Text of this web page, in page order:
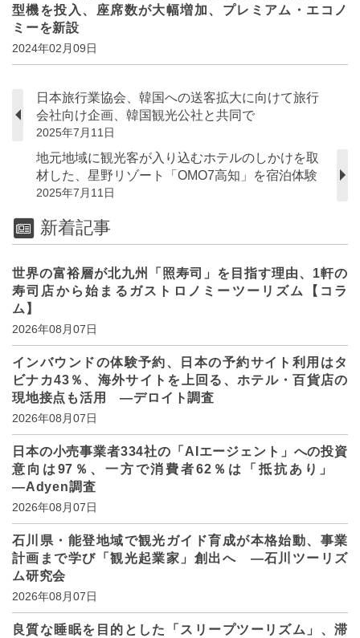
型機を投入、座席数が大幅増加、プレミアム・エコノ
ミーを新設
2024年02月09日
日本旅行業協会、韓国への送客拡大に向けて旅行
会社向け企画、韓国観光公社と共同で
2025年7月11日
地元地域に観光客が入り込むホテルのしかけを取
材した、星野リゾート「OMO7高知」を宿泊体験
2025年7月11日
新着記事
世界の富裕層が北九州「照寿司」を目指す理由、1軒の
寿司店から始まるガストロノミーツーリズム【コラ
ム】
2026年08月07日
インバウンドの体験予約、日本の予約サイト利用はタ
ビナカ43％、海外サイトを上回る、ホテル・百貨店の
現地接点も活用 ―デロイト調査
2026年08月07日
日本の小売事業者334社の「AIエージェント」への投資
意向は97％、一方で消費者62％は「抵抗あり」
―Adyen調査
2026年08月07日
石川県・能登地域で観光ガイド育成が本格始動、事業
計画まで学び「観光起業家」創出へ ―石川ツーリズ
ム研究会
2026年08月07日
良質な睡眠を目的とした「スリープツーリズム」、滞